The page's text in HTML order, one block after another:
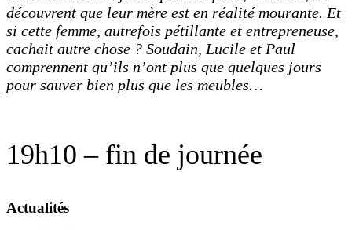
découvrent que leur mère est en réalité mourante. Et
si cette femme, autrefois pétillante et entrepreneuse,
cachait autre chose ? Soudain, Lucile et Paul
comprennent qu’ils n’ont plus que quelques jours
pour sauver bien plus que les meubles…
19h10 – fin de journée
Actualités